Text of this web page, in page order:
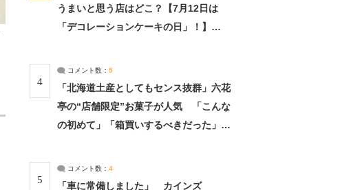
うまいと思う店はどこ？【7月12日は
「デコレーションケーキの日」！】
4
コメント数： 5
「北海道土産としてもセンス抜群」六花
亭の“店舗限定”お菓子が人気 「こんな
の初めて」「箱買いするべきだった」
5
コメント数： 4
「車に常備しました」 カインズ